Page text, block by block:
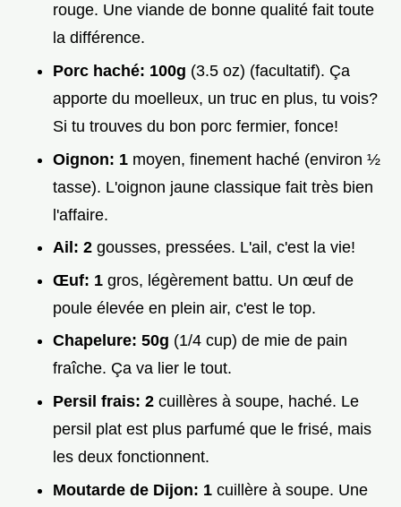
rouge. Une viande de bonne qualité fait toute
la différence.
Porc haché: 100g (3.5 oz) (facultatif). Ça
apporte du moelleux, un truc en plus, tu vois?
Si tu trouves du bon porc fermier, fonce!
Oignon: 1 moyen, finement haché (environ ½
tasse). L'oignon jaune classique fait très bien
l'affaire.
Ail: 2 gousses, pressées. L'ail, c'est la vie!
Œuf: 1 gros, légèrement battu. Un œuf de
poule élevée en plein air, c'est le top.
Chapelure: 50g (1/4 cup) de mie de pain
fraîche. Ça va lier le tout.
Persil frais: 2 cuillères à soupe, haché. Le
persil plat est plus parfumé que le frisé, mais
les deux fonctionnent.
Moutarde de Dijon: 1 cuillère à soupe. Une